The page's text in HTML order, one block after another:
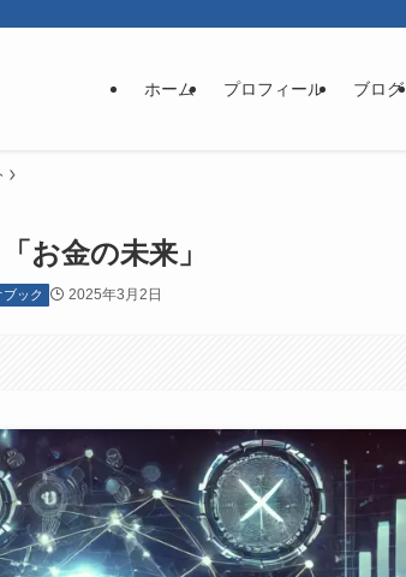
ホーム プロフィール ブログ
お金の未来」
ック 2025年3月2日